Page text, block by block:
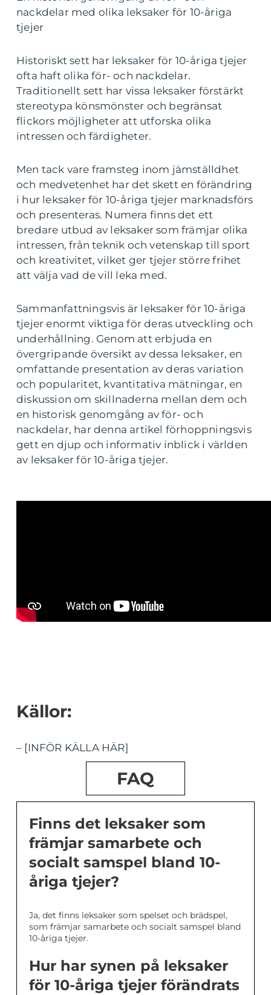
nackdelar med olika leksaker för 10-åriga
tjejer
Historiskt sett har leksaker för 10-åriga tjejer
ofta haft olika för- och nackdelar.
Traditionellt sett har vissa leksaker förstärkt
stereotypa könsmönster och begränsat
flickors möjligheter att utforska olika
intressen och färdigheter.
Men tack vare framsteg inom jämställdhet
och medvetenhet har det skett en förändring
i hur leksaker för 10-åriga tjejer marknadsförs
och presenteras. Numera finns det ett
bredare utbud av leksaker som främjar olika
intressen, från teknik och vetenskap till sport
och kreativitet, vilket ger tjejer större frihet
att välja vad de vill leka med.
Sammanfattningsvis är leksaker för 10-åriga
tjejer enormt viktiga för deras utveckling och
underhållning. Genom att erbjuda en
övergripande översikt av dessa leksaker, en
omfattande presentation av deras variation
och popularitet, kvantitativa mätningar, en
diskussion om skillnaderna mellan dem och
en historisk genomgång av för- och
nackdelar, har denna artikel förhoppningsvis
gett en djup och informativ inblick i världen
av leksaker för 10-åriga tjejer.
Källor:
– [INFÖR KÄLLA HÄR]
FAQ
Finns det leksaker som
främjar samarbete och
socialt samspel bland 10-
åriga tjejer?
Ja, det finns leksaker som spelset och brädspel,
som främjar samarbete och socialt samspel bland
10-åriga tjejer.
Hur har synen på leksaker
för 10-åriga tjejer förändrats